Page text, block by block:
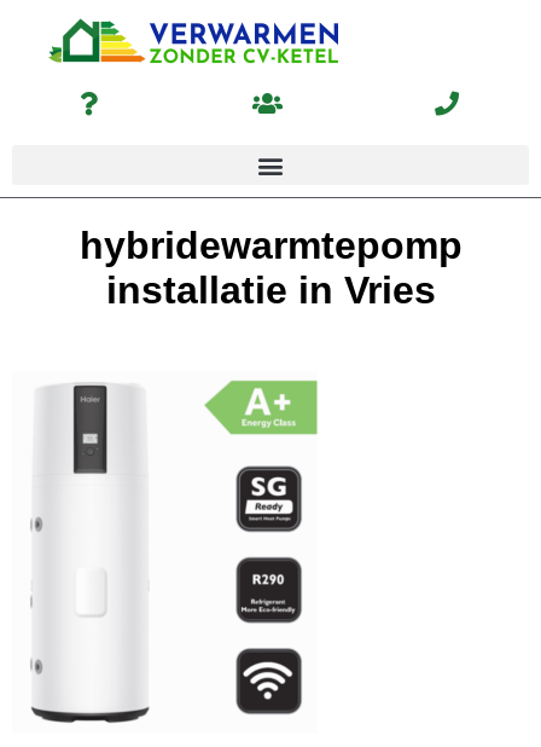
hybridewarmtepomp
installatie in Vries